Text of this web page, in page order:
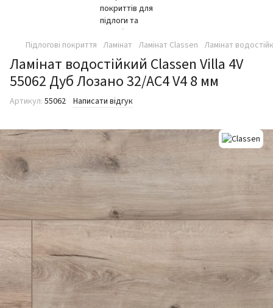
Підлогові покриття Ламінат Ламінат Classen Ламінат
Ламінат водостійкий Classen Villa 4V
55062 Дуб Лозано 32/AC4 V4 8 мм
Артикул: 55062 Написати відгук